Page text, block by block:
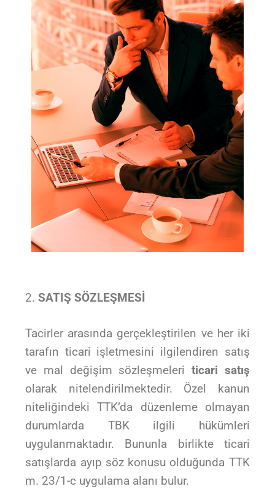
SATIŞ SÖZLEŞMESİ
Tacirler arasında gerçekleştirilen ve her iki
tarafın ticari işletmesini ilgilendiren satış
ve mal değişim sözleşmeleri ticari satış
olarak nitelendirilmektedir. Özel kanun
niteliğindeki TTK’da düzenleme olmayan
durumlarda TBK ilgili hükümleri
uygulanmaktadır. Bununla birlikte ticari
satışlarda ayıp söz konusu olduğunda TTK
m. 23/1-c uygulama alanı bulur.